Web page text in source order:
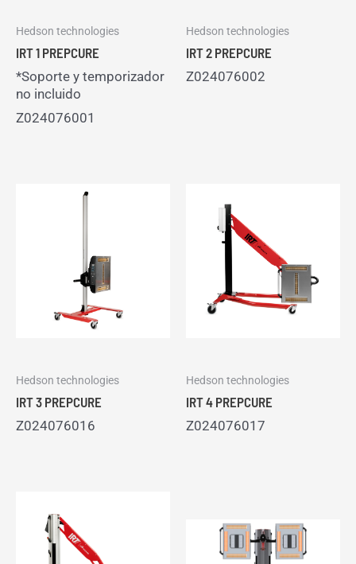
Hedson technologies
IRT 1 PREPCURE
*Soporte y temporizador
no incluido
Z024076001
Hedson technologies
IRT 2 PREPCURE
Z024076002
Hedson technologies
IRT 3 PREPCURE
Z024076016
Hedson technologies
IRT 4 PREPCURE
Z024076017